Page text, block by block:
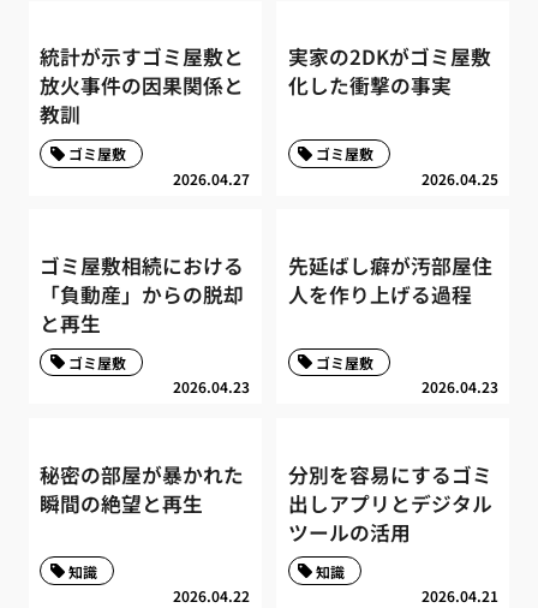
統計が示すゴミ屋敷と
放火事件の因果関係と
教訓
2026.04.27
ゴミ屋敷
実家の2DKがゴミ屋敷
化した衝撃の事実
2026.04.25
ゴミ屋敷
ゴミ屋敷相続における
「負動産」からの脱却
と再生
2026.04.23
ゴミ屋敷
先延ばし癖が汚部屋住
人を作り上げる過程
2026.04.23
ゴミ屋敷
秘密の部屋が暴かれた
瞬間の絶望と再生
2026.04.22
知識
分別を容易にするゴミ
出しアプリとデジタル
ツールの活用
2026.04.21
知識